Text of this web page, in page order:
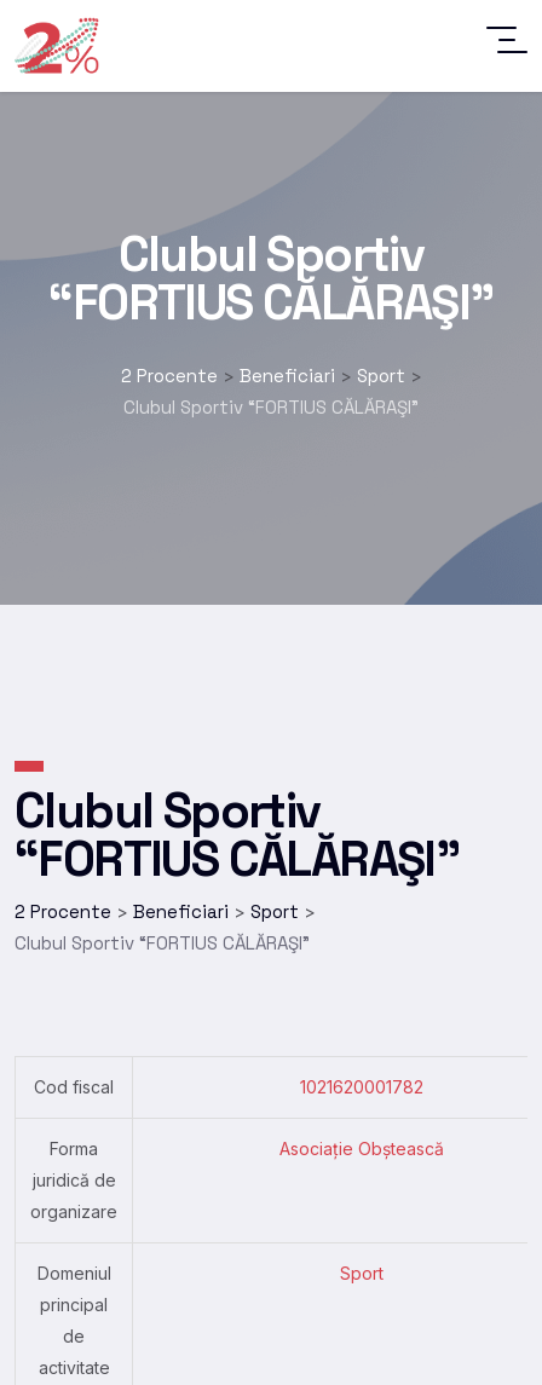
Clubul Sportiv
“FORTIUS CĂLĂRAŞI”
2 Procente > Beneficiari > Sport >
Clubul Sportiv “FORTIUS CĂLĂRAŞI”
Clubul Sportiv
“FORTIUS CĂLĂRAŞI”
2 Procente > Beneficiari > Sport >
Clubul Sportiv “FORTIUS CĂLĂRAŞI”
Cod fiscal 1021620001782
Forma
juridică de
organizare
Asociație Obștească
Domeniul
principal
de
activitate
Sport